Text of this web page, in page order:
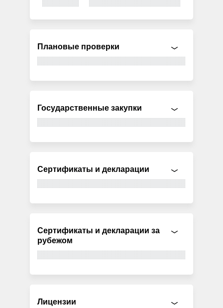
Плановые проверки
Государственные закупки
Сертификаты и декларации
Сертификаты и декларации за
рубежом
Лицензии